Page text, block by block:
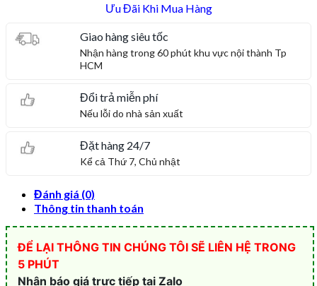
Ưu Đãi Khi Mua Hàng
Giao hàng siêu tốc
Nhận hàng trong 60 phút khu vực nội thành Tp
HCM
Đổi trả miễn phí
Nếu lỗi do nhà sản xuất
Đặt hàng 24/7
Kể cả Thứ 7, Chủ nhật
Đánh giá (0)
Thông tin thanh toán